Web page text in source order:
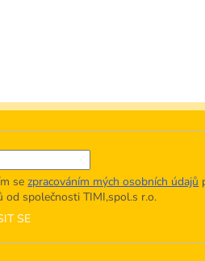
sezpracováním mých osobních údajů
od společnosti TIMI,spol.s r.o.
SE